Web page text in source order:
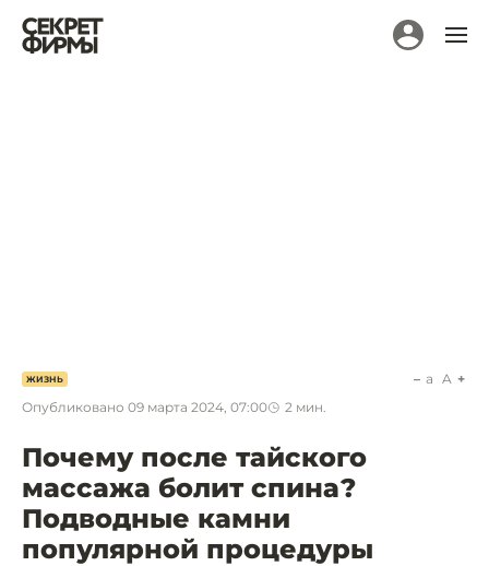
ЖИЗНЬ
Опубликовано 09 марта 2024, 07:00 2 мин.
a A
Почему после тайского
массажа болит спина?
Подводные камни
популярной процедуры